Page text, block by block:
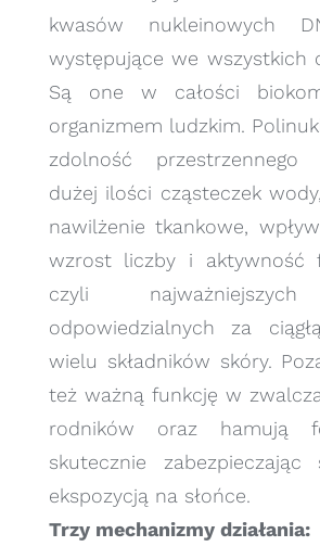
kwasów nukleinowych
występujące we wszystkich
Są one w całości
organizmem ludzkim.
zdolność przestrzennego
dużej ilości cząsteczek
nawilżenie tkankowe,
wzrost liczby i aktywność
czyli
odpowiedzialnych za
wielu składników skóry.
też ważną funkcję w
rodników oraz hamują
skutecznie
ekspozycją na słońce.
Trzy mechanizmy działania: